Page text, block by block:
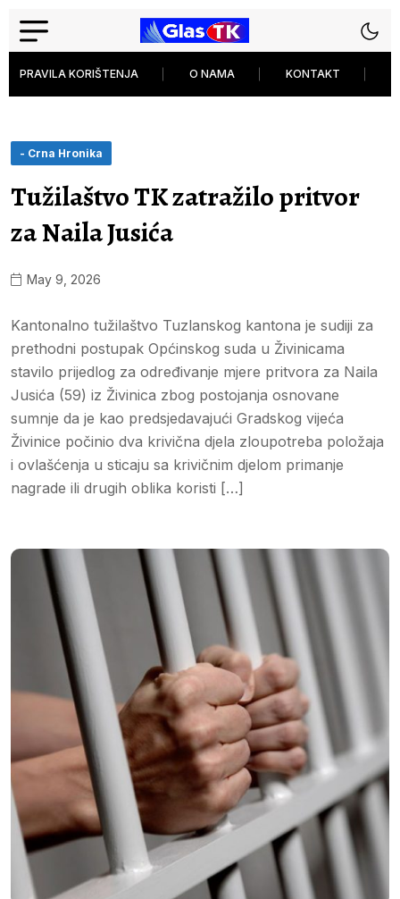
PRAVILA KORIŠTENJA O NAMA KONTAKT
- Crna Hronika
Tužilaštvo TK zatražilo pritvor
za Naila Jusića
May 9, 2026
Kantonalno tužilaštvo Tuzlanskog kantona je sudiji za
prethodni postupak Općinskog suda u Živinicama
stavilo prijedlog za određivanje mjere pritvora za Naila
Jusića (59) iz Živinica zbog postojanja osnovane
sumnje da je kao predsjedavajući Gradskog vijeća
Živinice počinio dva krivična djela zloupotreba položaja
i ovlašćenja u sticaju sa krivičnim djelom primanje
nagrade ili drugih oblika koristi […]